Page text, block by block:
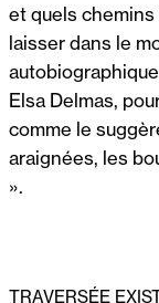
TRAVERSÉE
et quels
laisser dans le
Elsa Delmas,
comme le
araignées, les
».